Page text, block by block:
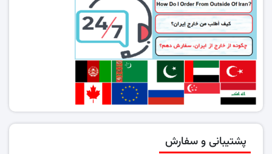
پشتیبانی و سفارش